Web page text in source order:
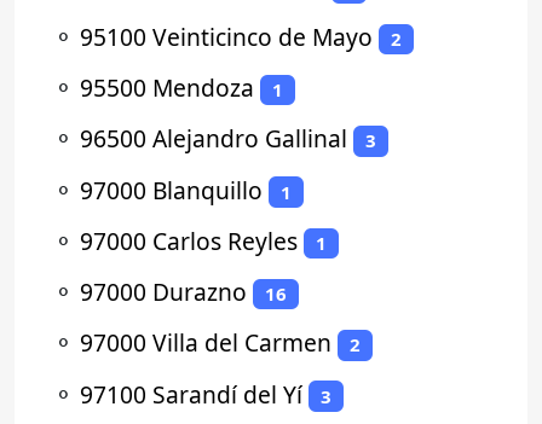
⚬ 95100 Veinticinco de Mayo 2
⚬ 95500 Mendoza 1
⚬ 96500 Alejandro Gallinal 3
⚬ 97000 Blanquillo 1
⚬ 97000 Carlos Reyles 1
⚬ 97000 Durazno 16
⚬ 97000 Villa del Carmen 2
⚬ 97100 Sarandí del Yí 3